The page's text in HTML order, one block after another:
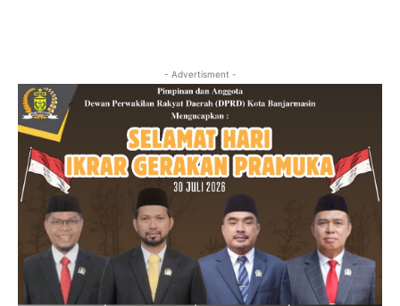
- Advertisment -